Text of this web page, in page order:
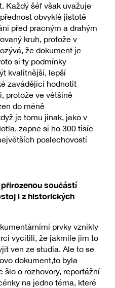
Každý šéf však uvažuje
obvyklé jistotě
před pracným a drahým
kruh, protože v
že dokument je
si ty podmínky
kvalitnější, lepší
zavádějící hodnotit
protože ve většině
do méně
je tomu jinak, jako v
zapne si ho 300 tisíc
poslechovostí
součástí
i z historických
prvky vznikly
vycítili, že jakmile jim to
ven ze studia. Ale to se
dokument,to byla
šlo o rozhovory, reportážní
na jedno téma, které